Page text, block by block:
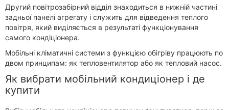
Другий повітрозабірний відділ знаходиться в нижній частині
задньої панелі агрегату і служить для відведення теплого
повітря, який виділяється в результаті функціонування
самого кондіціонера.
Мобільні кліматичні системи з функцією обігріву працюють по
двом принципам: як тепловентилятор або як тепловий насос.
Як вибрати мобільний кондиціонер і де
купити